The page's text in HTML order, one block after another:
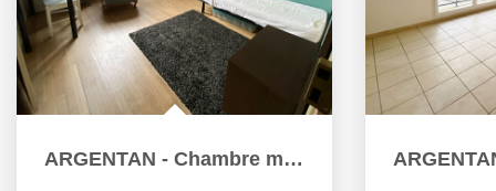
ARGENTAN - Chambre meublée à louer toutes charges comprises